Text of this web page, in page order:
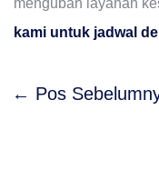
kami untuk jadwal
← Pos